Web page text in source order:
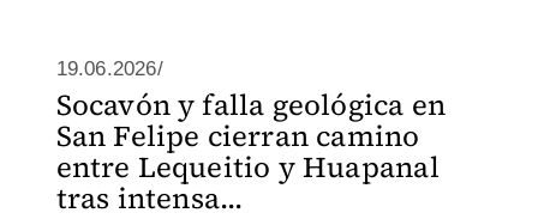
19.06.2026/
Socavón y falla geológica en
San Felipe cierran camino
entre Lequeitio y Huapanal
tras intensa...